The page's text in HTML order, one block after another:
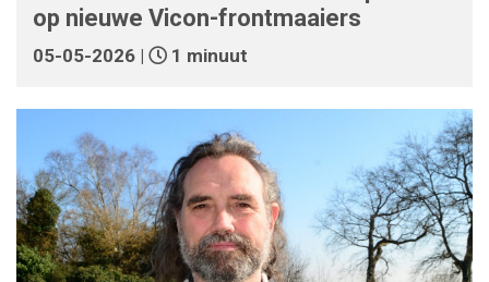
op nieuwe Vicon-frontmaaiers
05-05-2026 | 1 minuut